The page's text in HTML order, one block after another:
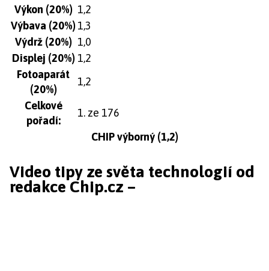
Výkon (20%) 1,2
Výbava (20%)1,3
Výdrž (20%) 1,0
Displej (20%) 1,2
Fotoaparát
(20%)
1,2
Celkové
pořadí:
1. ze 176
CHIP výborný (1,2)
Video tipy ze světa technologií od
redakce Chip.cz –